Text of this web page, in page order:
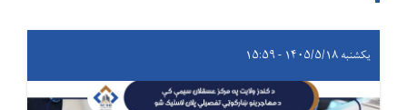
یکشنبه ۱۴۰۵/۵/۱۸ - ۱۵:۵۹